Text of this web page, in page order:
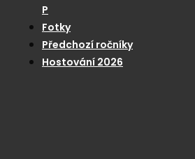
P
Fotky
Předchozí ročníky
Hostování 2026